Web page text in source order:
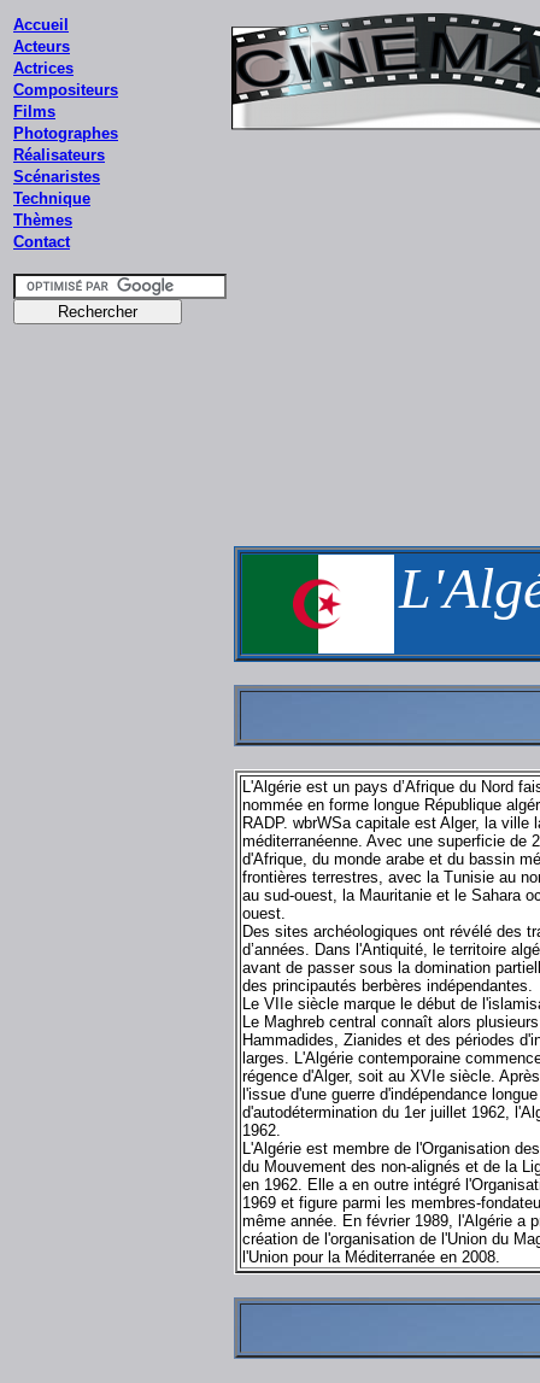
Accueil
Acteurs
Actrices
Compositeurs
Films
Photographes
Réalisateurs
Scénaristes
Technique
Thèmes
Contact
L'Algérie est un pays d’Afrique du Nord
nommée en forme longue République
RADP. wbrWSa capitale est Alger, la
méditerranéenne. Avec une superficie de
d'Afrique, du monde arabe et du bassin
frontières terrestres, avec la Tunisie au
au sud-ouest, la Mauritanie et le Sahara
ouest.
Des sites archéologiques ont révélé des
d’années. Dans l'Antiquité, le territoire
avant de passer sous la domination
des principautés berbères indépendantes.
Le VIIe siècle marque le début de
Le Maghreb central connaît alors
Hammadides, Zianides et des périodes
larges. L'Algérie contemporaine
régence d'Alger, soit au XVIe siècle.
l'issue d'une guerre d'indépendance
d'autodétermination du 1er juillet 1962,
1962.
L'Algérie est membre de l'Organisation
du Mouvement des non-alignés et de la
en 1962. Elle a en outre intégré
1969 et figure parmi les membres-
même année. En février 1989, l'Algérie a
création de l'organisation de l'Union du
l'Union pour la Méditerranée en 2008.